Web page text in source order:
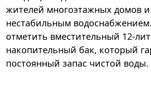
жителей многоэтажных домов
нестабильным
отметить вместительный 12-
накопительный бак, который
постоянный запас чистой воды.